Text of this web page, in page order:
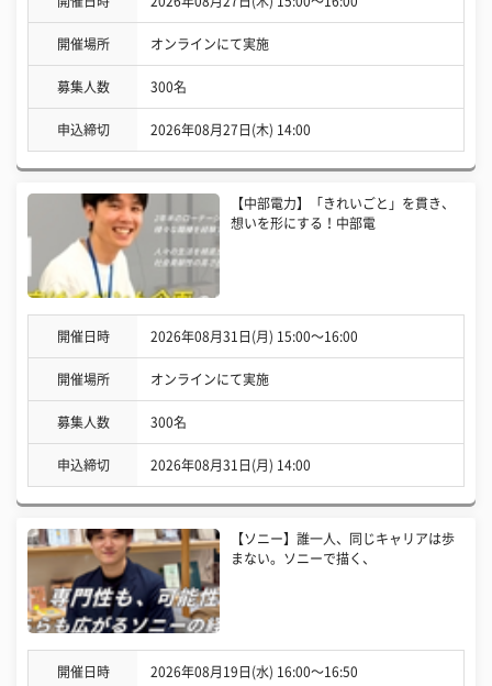
開催場所 オンラインにて実施
募集人数 300名
申込締切 2026年08月27日(木) 14:00
【中部電力】「きれいごと」を貫き、
想いを形にする！中部電
開催日時 2026年08月31日(月) 15:00〜16:00
開催場所 オンラインにて実施
募集人数 300名
申込締切 2026年08月31日(月) 14:00
【ソニー】誰一人、同じキャリアは歩
まない。ソニーで描く、
開催日時 2026年08月19日(水) 16:00〜16:50